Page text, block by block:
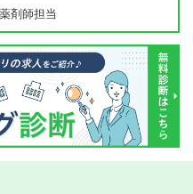
剤師担当